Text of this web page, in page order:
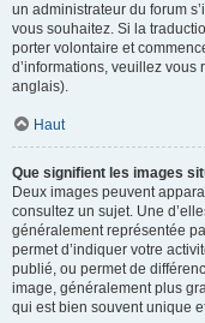
un administrateur du forum
vous souhaitez. Si la
porter volontaire et
d’informations, veuillez vous
anglais).
Haut
Que signifient les images
Deux images peuvent
consultez un sujet. Une
généralement représentée
permet d’indiquer votre
publié, ou permet de
image, généralement plus
qui est bien souvent unique